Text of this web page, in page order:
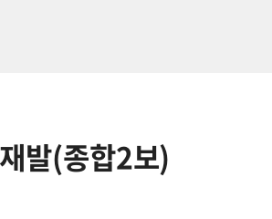
발(종합2보)